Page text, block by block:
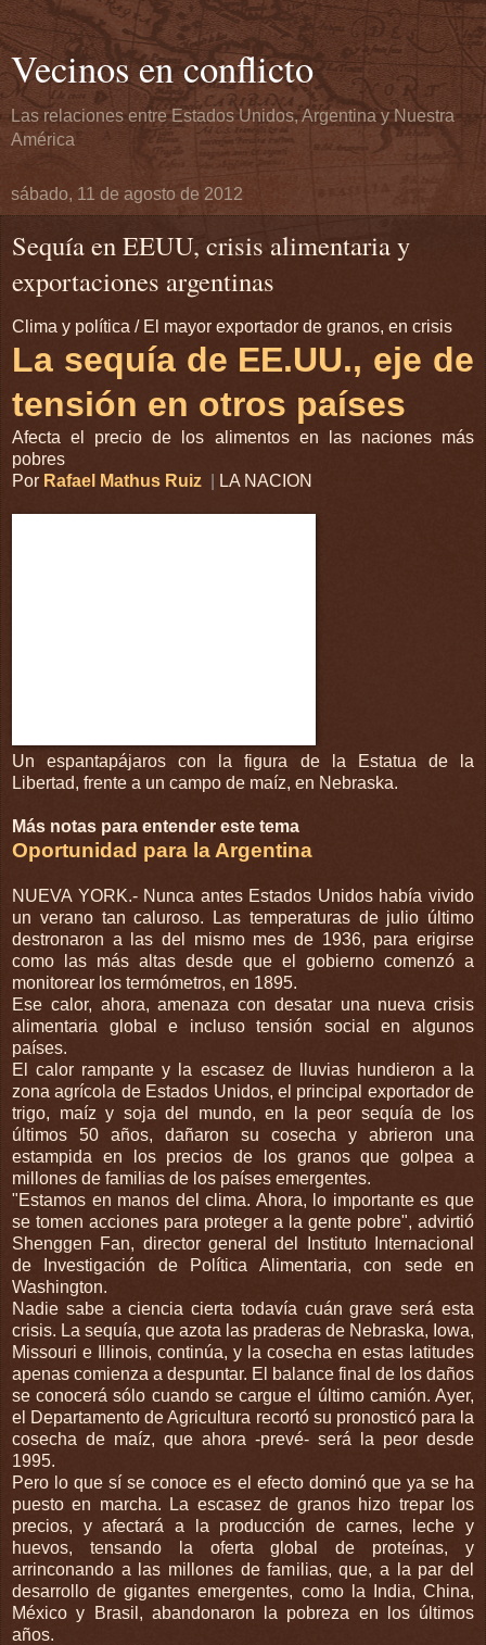
Vecinos en conflicto
Las relaciones entre Estados Unidos, Argentina y Nuestra
América
sábado, 11 de agosto de 2012
Sequía en EEUU, crisis alimentaria y
exportaciones argentinas
Clima y política / El mayor exportador de granos, en crisis
La sequía de EE.UU., eje de
tensión en otros países
Afecta el precio de los alimentos en las naciones más
pobres
Por Rafael Mathus Ruiz LA NACION
Un espantapájaros con la figura de la Estatua de la
Libertad, frente a un campo de maíz, en Nebraska.
Más notas para entender este tema
Oportunidad para la Argentina
NUEVA YORK.- Nunca antes Estados Unidos había vivido
un verano tan caluroso. Las temperaturas de julio último
destronaron a las del mismo mes de 1936, para erigirse
como las más altas desde que el gobierno comenzó a
monitorear los termómetros, en 1895.
Ese calor, ahora, amenaza con desatar una nueva crisis
alimentaria global e incluso tensión social en algunos
países.
El calor rampante y la escasez de lluvias hundieron a la
zona agrícola de Estados Unidos, el principal exportador de
trigo, maíz y soja del mundo, en la peor sequía de los
últimos 50 años, dañaron su cosecha y abrieron una
estampida en los precios de los granos que golpea a
millones de familias de los países emergentes.
"Estamos en manos del clima. Ahora, lo importante es que
se tomen acciones para proteger a la gente pobre", advirtió
Shenggen Fan, director general del Instituto Internacional
de Investigación de Política Alimentaria, con sede en
Washington.
Nadie sabe a ciencia cierta todavía cuán grave será esta
crisis. La sequía, que azota las praderas de Nebraska, Iowa,
Missouri e Illinois, continúa, y la cosecha en estas latitudes
apenas comienza a despuntar. El balance final de los daños
se conocerá sólo cuando se cargue el último camión. Ayer,
el Departamento de Agricultura recortó su pronosticó para la
cosecha de maíz, que ahora -prevé- será la peor desde
1995.
Pero lo que sí se conoce es el efecto dominó que ya se ha
puesto en marcha. La escasez de granos hizo trepar los
precios, y afectará a la producción de carnes, leche y
huevos, tensando la oferta global de proteínas, y
arrinconando a las millones de familias, que, a la par del
desarrollo de gigantes emergentes, como la India, China,
México y Brasil, abandonaron la pobreza en los últimos
años.